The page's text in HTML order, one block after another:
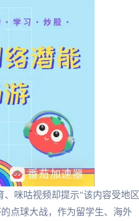
咪咕视频却提示"该内容受地区
点球大战，作为留学生、海外